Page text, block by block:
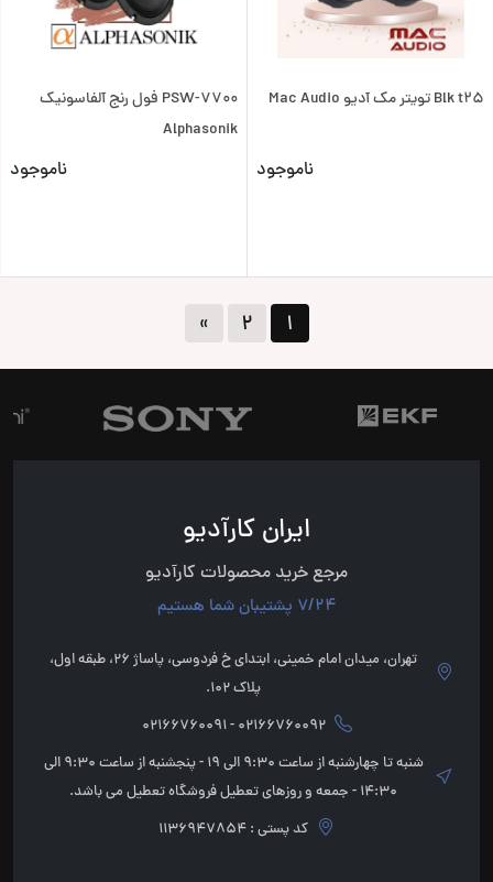
Blk t25 تویتر مک آدیو Mac Audio
ناموجود
PSW-7700 فول رنج آلفاسونیک
Alphasonik
ناموجود
۱ ۲ »
ایران کارآدیو
مرجع خرید محصولات کارآدیو
7/24 پشتیبان شما هستیم
تهران، میدان امام خمینی، ابتدای خ فردوسی، پاساژ 26، طبقه اول،
پلاک 102.
02166760092 - 02166760091
شنبه تا چهارشنبه از ساعت 9:30 الی 19 - پنجشنبه از ساعت 9:30 الی
14:30 - جمعه و روزهای تعطیل فروشگاه تعطیل می باشد.
کد پستی : 1136947854